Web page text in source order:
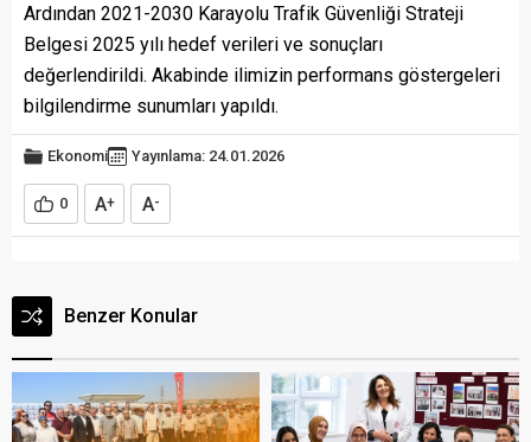
Ardından 2021-2030 Karayolu Trafik Güvenliği Strateji
Belgesi 2025 yılı hedef verileri ve sonuçları
değerlendirildi. Akabinde ilimizin performans göstergeleri
bilgilendirme sunumları yapıldı.
Ekonomi Yayınlama: 24.01.2026
0 A+ A-
Benzer Konular